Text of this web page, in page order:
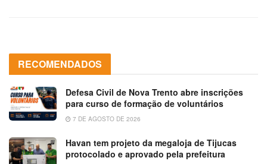
RECOMENDADOS
Defesa Civil de Nova Trento abre inscrições
para curso de formação de voluntários
7 DE AGOSTO DE 2026
Havan tem projeto da megaloja de Tijucas
protocolado e aprovado pela prefeitura